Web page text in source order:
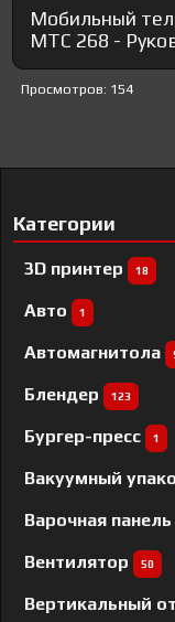
Мобильный
МТС 268 -
Просмотров: 154
Категории
3D принтер 18
Авто 1
Автомагнитола
Блендер 123
Бургер-пресс 1
Вакуумный
Варочная
Вентилятор 50
Вертикальный